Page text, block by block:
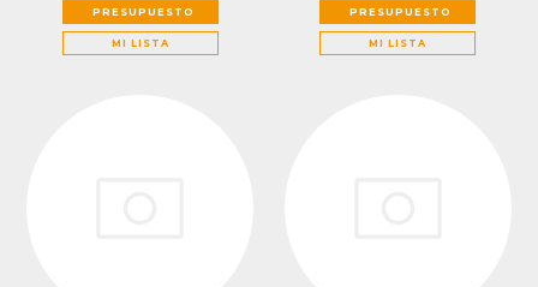
PRESUPUESTO
MI LISTA
PRESUPUESTO
MI LISTA